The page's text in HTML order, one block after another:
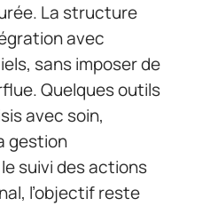
La structure
avec
sans imposer de
Quelques outils
avec soin,
gestion
suivi des actions
l’objectif reste